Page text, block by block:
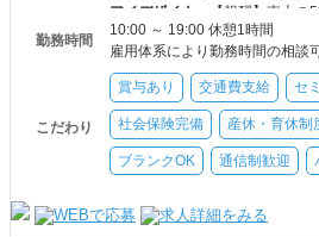
アイデザイナー
【報酬】売上の
勤務時間
10:00 ～ 19:00 休憩1時間
雇用体系により勤務時間の相談
こだわり
賞与あり 交通費支給 セ
社会保険完備 産休・育休制
ブランクOK 通信制歓迎